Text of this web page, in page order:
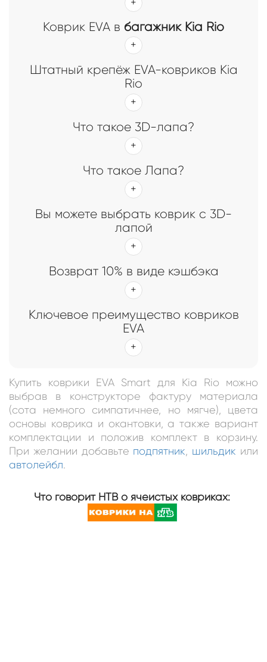
Коврик EVA в багажник Kia Rio
Штатный крепёж EVA-ковриков Kia
Rio
Что такое 3D-лапа?
Что такое Лапа?
Вы можете выбрать коврик с 3D-
лапой
Возврат 10% в виде кэшбэка
Ключевое преимущество ковриков
EVA
Купить коврики EVA Smart для Kia Rio можно
выбрав в конструкторе фактуру материала
(сота немного симпатичнее, но мягче), цвета
основы коврика и окантовки, а также вариант
комплектации и положив комплект в корзину.
При желании добавьте подпятник шильдик или
автолейбл.
Что говорит НТВ о ячеистых ковриках: